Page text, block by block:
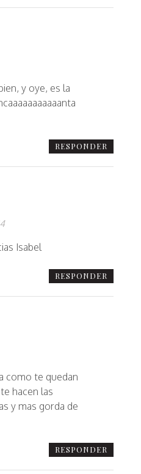
y oye, es la
RESPONDER
Isabel
RESPONDER
como te quedan
hacen las
y mas gorda de
RESPONDER